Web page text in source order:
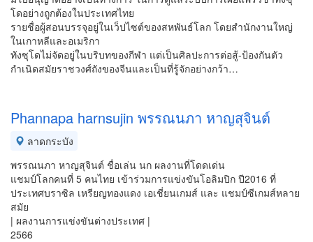
โดอย่างถูกต้องในประเทศไทย
รายชื่อผู้สอนบรรจุอยู่ในเว็ปไซต์ของสหพันธ์โลก โดยสำนักงานใหญ่
ในเกาหลีและอเมริกา
ทังซุโดไม่จัดอยู่ในบริบทของกีฬา แต่เป็นศิลปะการต่อสู้-ป้องกันตัว
กำเนิดสมัยราชวงศ์ถังของจีนและเป็นที่รู้จักอย่างกว้า…
Phannapa harnsujin พรรณนภา หาญสุจินต์
ลาดกระบัง
พรรณนภา หาญสุจินต์ ชื่อเล่น นก ผลงานที่โดดเด่น
แชมป์โลกคนที่ 5 คนไทย เข้าร่วมการแข่งขันโอลิมปิก ปี2016 ที่
ประเทศบราซิล เหรียญทองแดง เอเชี่ยนเกมส์ และ แชมป์ซีเกมส์หลาย
สมัย
| ผลงานการแข่งขันต่างประเทศ |
2566